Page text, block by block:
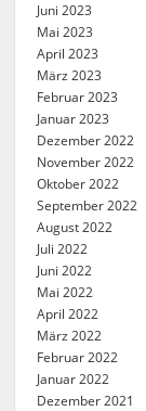
Juni 2023
Mai 2023
April 2023
März 2023
Februar 2023
Januar 2023
Dezember 2022
November 2022
Oktober 2022
September 2022
August 2022
Juli 2022
Juni 2022
Mai 2022
April 2022
März 2022
Februar 2022
Januar 2022
Dezember 2021